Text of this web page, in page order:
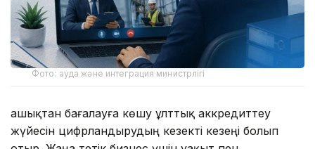
Фото: ауда және интеграция министрлігі
Қашықтан бағалауға көшу ұлттық аккредиттеу
жүйесін цифрландырудың кезекті кезеңі болып